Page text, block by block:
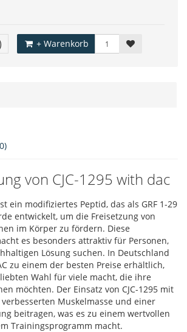
+ Warenkorb
von CJC-1295 with dac
ein modifiziertes Peptid, das als GRF 1-29
entwickelt, um die Freisetzung von
im Körper zu fördern. Diese
es besonders attraktiv für Personen,
Lösung suchen. In Deutschland
zu einem der besten Preise erhältlich,
Wahl für viele macht, die ihre
möchten. Der Einsatz von CJC-1295 mit
verbesserten Muskelmasse und einer
beitragen, was es zu einem wertvollen
Trainingsprogramm macht.